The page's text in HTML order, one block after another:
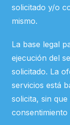
solicitado y/o
mismo.
La base legal
ejecución del
solicitado. La
servicios está
solicita, sin